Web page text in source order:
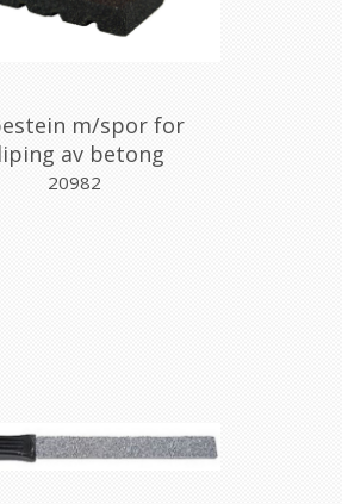
m/spor for
av betong
20982